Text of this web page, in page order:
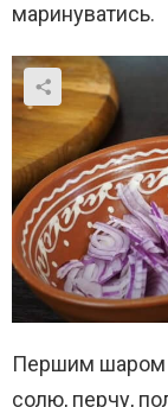
маринуватись.
Першим шаром
солю, перчу,